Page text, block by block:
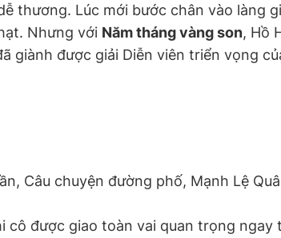
thương. Lúc mới bước chân vào làng
Nhưng với Năm tháng vàng son, Hồ
giành được giải Diễn viên triển vọng
Câu chuyện đường phố, Mạnh Lệ
cô được giao toàn vai quan trọng